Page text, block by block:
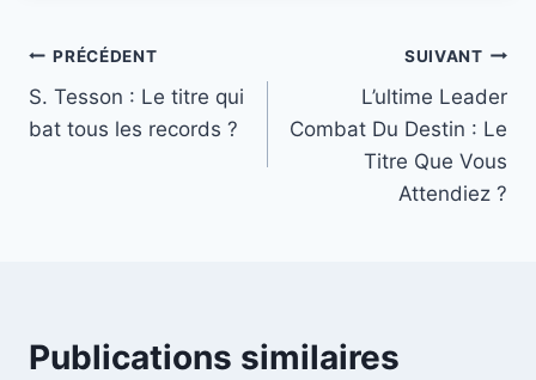
Navigation
de
PRÉCÉDENT
S. Tesson : Le titre qui
bat tous les records ?
SUIVANT
L’ultime Leader
Combat Du Destin : Le
Titre Que Vous
Attendiez ?
Publications similaires